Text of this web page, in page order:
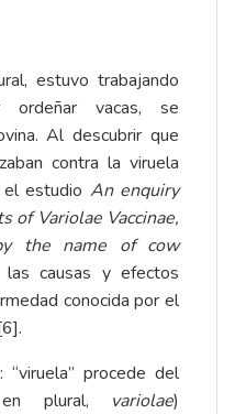
estuvo trabajando
vacas, se
Al descubrir que
contra la viruela
estudio An enquiry
of Variolae Vaccinae,
the name of cow
causas y efectos
conocida por el
.
procede del
plural, variolae)